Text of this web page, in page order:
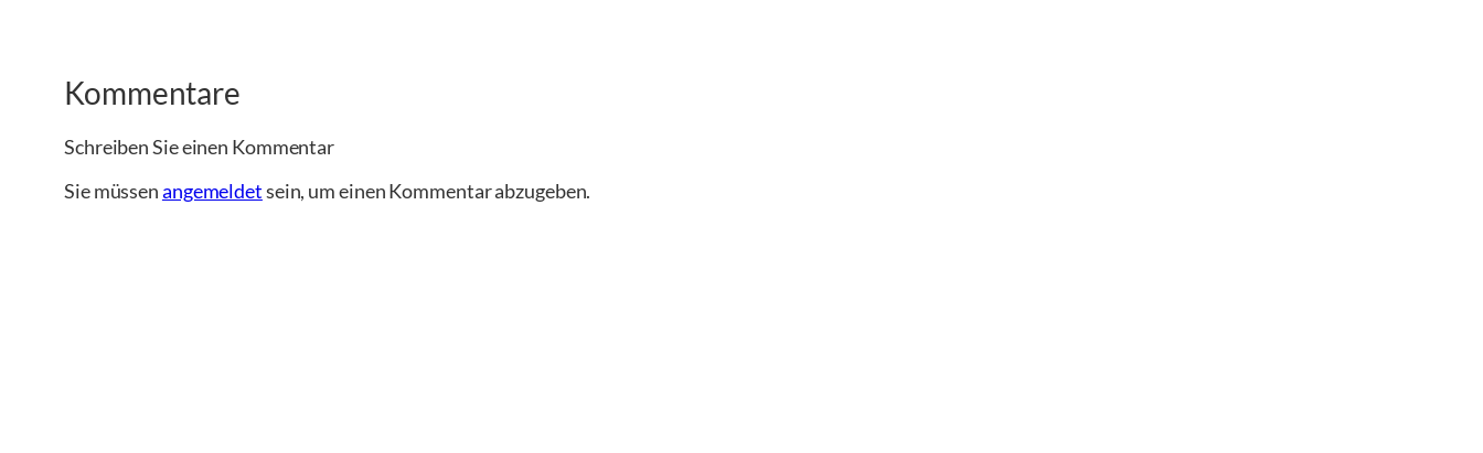
Kommentare
Schreiben Sie einen Kommentar
Sie müssenangemeldetsein, um einen Kommentar abzugeben.